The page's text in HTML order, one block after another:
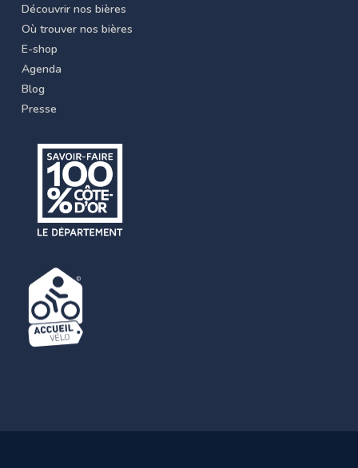
Découvrir nos bières
Où trouver nos bières
E-shop
Agenda
Blog
Presse